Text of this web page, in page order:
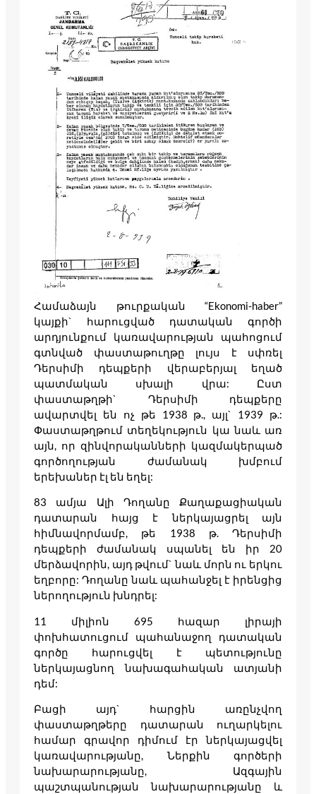
Համաձայն թուրքական “Ekonomi-haber”
կայքի` հարուցված դատական գործի
արդյունքում կառավարության պահոցում
գտնված փաստաթուղթը լույս է սփռել
Դերսիմի դեպքերի վերաբերյալ եղած
պատմական սխալի վրա: Ըստ
փաստաթղթի` Դերսիմի դեպքերը
ավարտվել են ոչ թե 1938 թ., այլ` 1939 թ.:
Փաստաթղթում տեղեկություն կա նաև առ
այն, որ զինվորականների կազմակերպած
գործողության ժամանակ խմբում
երեխաներ էլ են եղել:
83 ամյա Ալի Դողանը Քաղաքացիական
դատարան հայց է ներկայացրել այն
հիմնավորմամբ, թե 1938 թ. Դերսիմի
դեպքերի ժամանակ սպանել են իր 20
մերձավորին, այդ թվում` նաև մորն ու երկու
եղբորը: Դողանը նաև պահանջել է իրենցից
ներողություն խնդրել:
11 միլիոն 695 հազար լիրայի
փոխհատուցում պահանաջող դատական
գործը հարուցվել է պետությունը
ներկայացնող նախագահական ատյանի
դեմ:
Բացի այդ` հարցին առընչվող
փաստաթղթերը դատարան ուղարկելու
համար գրավոր դիմում էր ներկայացվել
կառավարությանը, Ներքին գործերի
նախարարությանը, Ազգային
պաշտպանության նախարարությանը և